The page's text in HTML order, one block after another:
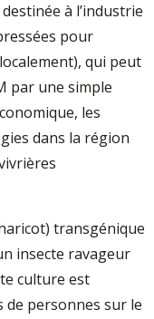
à l’industrie
pour
qui peut
par une simple
les
dans la région
transgénique
insecte ravageur
culture est
de personnes sur le